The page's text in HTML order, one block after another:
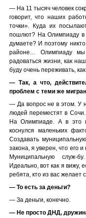
— На 11 тысяч человек
говорит, что наших
точки». Куда их
пошлют? На Олимпиаду в
думаете? И поэтому
районе… Олимпиаду мы
радоваться жизни, как
буду очень переживать,
— Так, а что,
проблем с теми же
— Да вопрос не в этом. У
людей переместят в
На Олимпиаде. А в это
коснулся маленьких
Создавать
закона, я уверен, что его
Муниципальную служ-
Идеально, вот как я вижу,
ребята, кто из вас желает
— То есть за деньги?
— За деньги, конечно.
— Не просто ДНД,